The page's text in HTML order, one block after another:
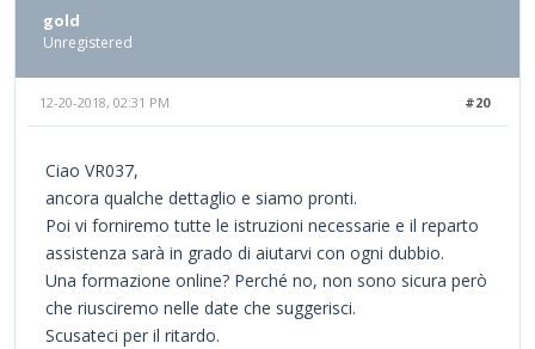
gold
Unregistered
#20
12-20-2018, 02:31 PM
Ciao VR037,
ancora qualche dettaglio e siamo pronti.
Poi vi forniremo tutte le istruzioni necessarie e il reparto
assistenza sarà in grado di aiutarvi con ogni dubbio.
Una formazione online? Perché no, non sono sicura però
che riusciremo nelle date che suggerisci.
Scusateci per il ritardo.